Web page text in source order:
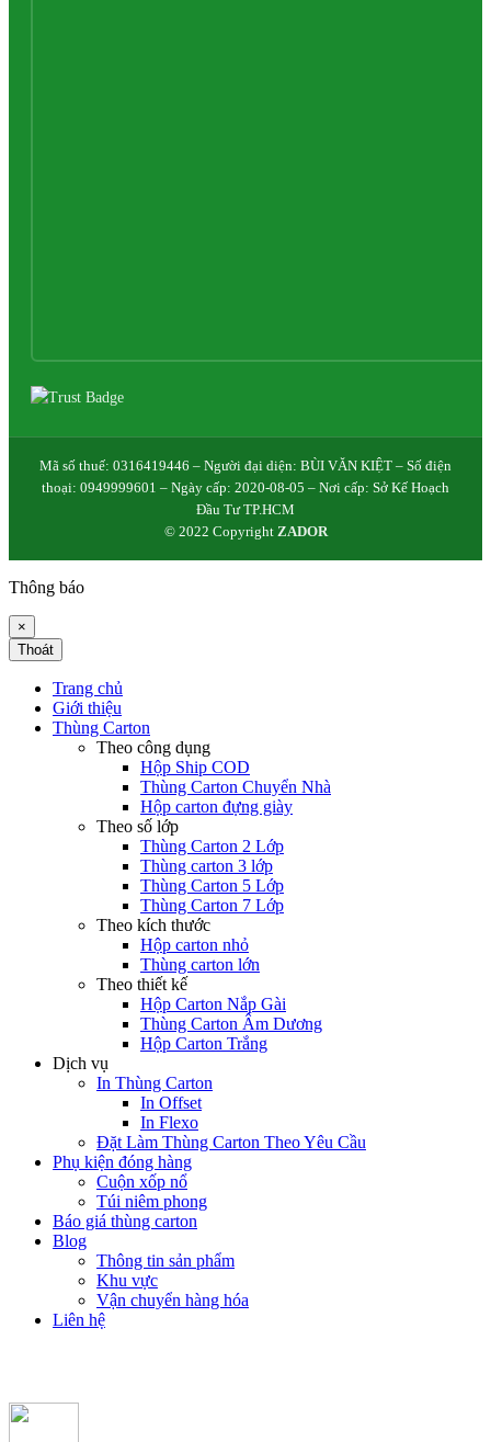
Mã số thuế: 0316419446 – Người đại diện: BÙI VĂN KIỆT – Số điện
thoại: 0949999601 – Ngày cấp: 2020-08-05 – Nơi cấp: Sở Kế Hoạch
Đầu Tư TP.HCM
© 2022 Copyright ZADOR
Thông báo
×
Thoát
Trang chủ
Giới thiệu
Thùng Carton
Theo công dụng
Hộp Ship COD
Thùng Carton Chuyển Nhà
Hộp carton đựng giày
Theo số lớp
Thùng Carton 2 Lớp
Thùng carton 3 lớp
Thùng Carton 5 Lớp
Thùng Carton 7 Lớp
Theo kích thước
Hộp carton nhỏ
Thùng carton lớn
Theo thiết kế
Hộp Carton Nắp Gài
Thùng Carton Âm Dương
Hộp Carton Trắng
Dịch vụ
In Thùng Carton
In Offset
In Flexo
Đặt Làm Thùng Carton Theo Yêu Cầu
Phụ kiện đóng hàng
Cuộn xốp nổ
Túi niêm phong
Báo giá thùng carton
Blog
Thông tin sản phẩm
Khu vực
Vận chuyển hàng hóa
Liên hệ